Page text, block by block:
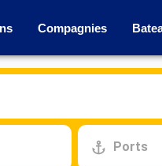
Compagnies
Ports